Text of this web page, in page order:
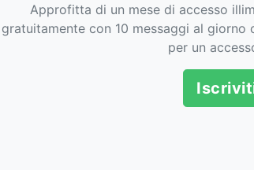
Approfitta di un mese di accesso
gratuitamente con 10 messaggi al
per un